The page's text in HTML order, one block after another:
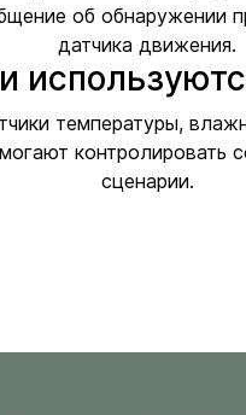
об обнаружении
датчика движения.
температуры,
контролировать
сценарии.